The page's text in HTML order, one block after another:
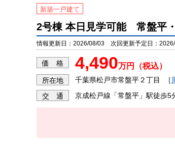
新築一戸建て
2号棟 本日見学可能 常盤平
情報更新日：2026/08/03 次回更新予定日：
価 格 4,490万円（税込）
所在地 千葉県松戸市常盤平２丁目 ［
交 通 京成松戸線「常盤平」駅徒歩5